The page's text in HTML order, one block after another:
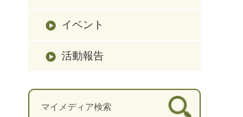
イベント
活動報告